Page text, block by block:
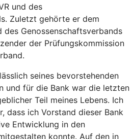
und des
Zuletzt gehörte er dem
des Genossenschaftsverbands
der Prüfungskommission
seines bevorstehenden
und für die Bank war die letzten
Teil meines Lebens. Ich
dass ich Vorstand dieser Bank
Entwicklung in den
konnte. Auf den in